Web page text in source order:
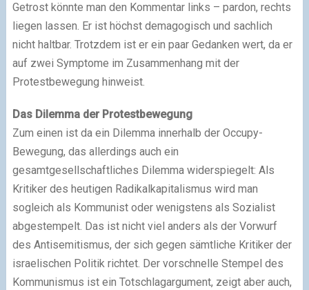
Getrost könnte man den Kommentar links – pardon, rechts
liegen lassen. Er ist höchst demagogisch und sachlich
nicht haltbar. Trotzdem ist er ein paar Gedanken wert, da er
auf zwei Symptome im Zusammenhang mit der
Protestbewegung hinweist.
Das Dilemma der Protestbewegung
Zum einen ist da ein Dilemma innerhalb der Occupy-
Bewegung, das allerdings auch ein
gesamtgesellschaftliches Dilemma widerspiegelt: Als
Kritiker des heutigen Radikalkapitalismus wird man
sogleich als Kommunist oder wenigstens als Sozialist
abgestempelt. Das ist nicht viel anders als der Vorwurf
des Antisemitismus, der sich gegen sämtliche Kritiker der
israelischen Politik richtet. Der vorschnelle Stempel des
Kommunismus ist ein Totschlagargument, zeigt aber auch,